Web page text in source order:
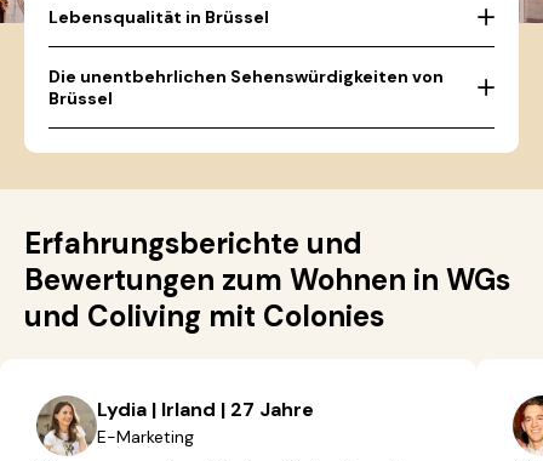
Lebensqualität in Brüssel
Die unentbehrlichen Sehenswürdigkeiten von
Brüssel
Erfahrungsberichte und
Bewertungen zum Wohnen in WGs
und Coliving mit Colonies
Lydia | Irland | 27 Jahre
E-Marketing